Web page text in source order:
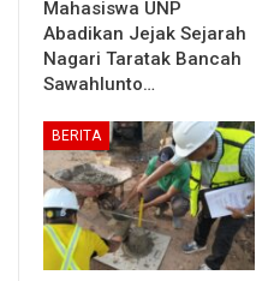
Mahasiswa UNP
Abadikan Jejak Sejarah
Nagari Taratak Bancah
Sawahlunto…
BERITA